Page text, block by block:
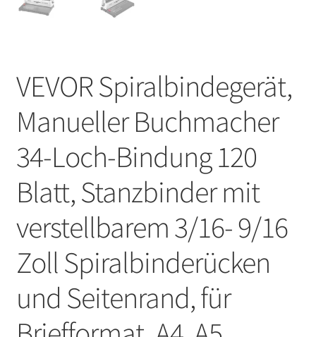
VEVOR Spiralbindegerät,
Manueller Buchmacher
34-Loch-Bindung 120
Blatt, Stanzbinder mit
verstellbarem 3/16- 9/16
Zoll Spiralbinderücken
und Seitenrand, für